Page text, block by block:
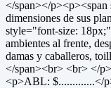
</span></
dimensiones de sus
style="font-size:
ambientes al frente,
damas y caballeros,
</span><br> <br> </
<p>ABL: $.............</